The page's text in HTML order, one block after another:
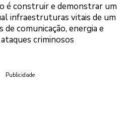
é construir e demonstrar um
infraestruturas vitais de um
de comunicação, energia e
criminosos
Publicidade